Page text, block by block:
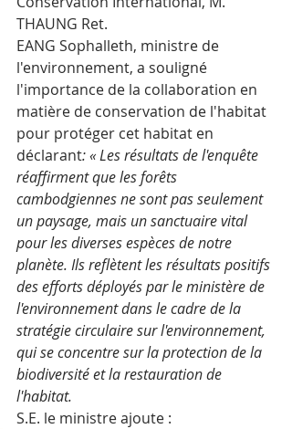
THAUNG Ret.
EANG Sophalleth, ministre de
l'environnement, a souligné
l'importance de la collaboration en
matière de conservation de l'habitat
pour protéger cet habitat en
déclarant: « Les résultats de l'enquête
réaffirment que les forêts
cambodgiennes ne sont pas seulement
un paysage, mais un sanctuaire vital
pour les diverses espèces de notre
planète. Ils reflètent les résultats positifs
des efforts déployés par le ministère de
l'environnement dans le cadre de la
stratégie circulaire sur l'environnement,
qui se concentre sur la protection de la
biodiversité et la restauration de
l'habitat.
S.E. le ministre ajoute :